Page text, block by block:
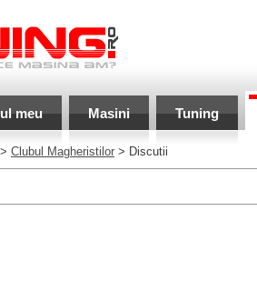
meu Masini Tuning
> Clubul Magheristilor > Discutii